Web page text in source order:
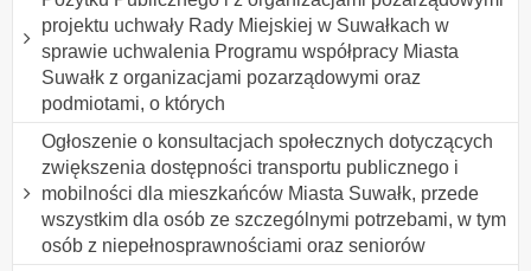
projektu uchwały Rady Miejskiej w Suwałkach w
sprawie uchwalenia Programu współpracy Miasta
Suwałk z organizacjami pozarządowymi oraz
podmiotami, o których
Ogłoszenie o konsultacjach społecznych dotyczących
zwiększenia dostępności transportu publicznego i
mobilności dla mieszkańców Miasta Suwałk, przede
wszystkim dla osób ze szczególnymi potrzebami, w tym
osób z niepełnosprawnościami oraz seniorów